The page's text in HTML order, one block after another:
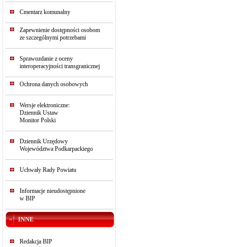
Cmentarz komunalny
Zapewnienie dostępności osobom
ze szczególnymi potrzebami
Sprawozdanie z oceny
interoperacyjności transgranicznej
Ochrona danych osobowych
Wersje elektroniczne:
Dziennik Ustaw
Monitor Polski
Dziennik Urzędowy
Województwa Podkarpackiego
Uchwały Rady Powiatu
Informacje nieudostępnione
w BIP
INNE
Redakcja BIP